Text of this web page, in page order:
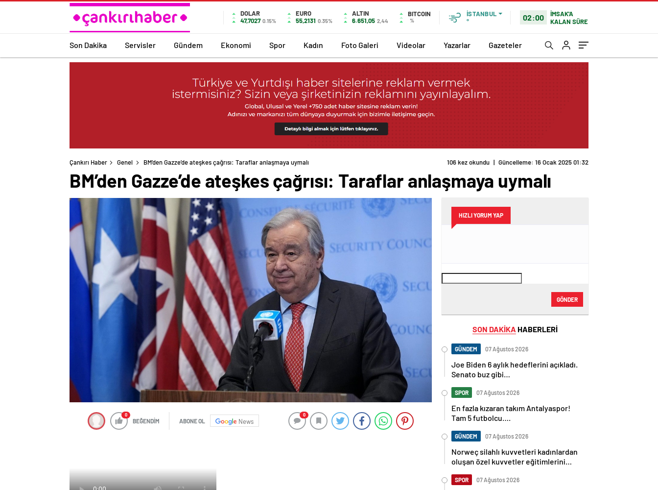
DOLAR
47,7027 0.15%
EURO
55,2131 0.35%
ALTIN
6.651,05 2,44
BITCOIN
%
İSTANBUL
°
02:00
İMSAK'A
KALAN SÜRE
Son Dakika Servisler Gündem Ekonomi Spor Kadın Foto Galeri Videolar Yazarlar Gazeteler
Çankırı Haber Genel BM’den Gazze’de ateşkes çağrısı: Taraflar anlaşmaya uymalı 106 kez okundu | Güncelleme: 16 Ocak 2025 01:32
BM’den Gazze’de ateşkes çağrısı: Taraflar anlaşmaya uymalı
0
BEĞENDİM ABONE OL News
0
HIZLI YORUM YAP
GÖNDER
SON DAKİKA HABERLERİ
GÜNDEM 07 Ağustos 2026
Joe Biden 6 aylık hedeflerini açıkladı.
Senato buz gibi…
SPOR 07 Ağustos 2026
En fazla kızaran takım Antalyaspor!
Tam 5 futbolcu….
GÜNDEM 07 Ağustos 2026
Norweç silahlı kuvvetleri kadınlardan
oluşan özel kuvvetler eğitimlerini
SPOR 07 Ağustos 2026